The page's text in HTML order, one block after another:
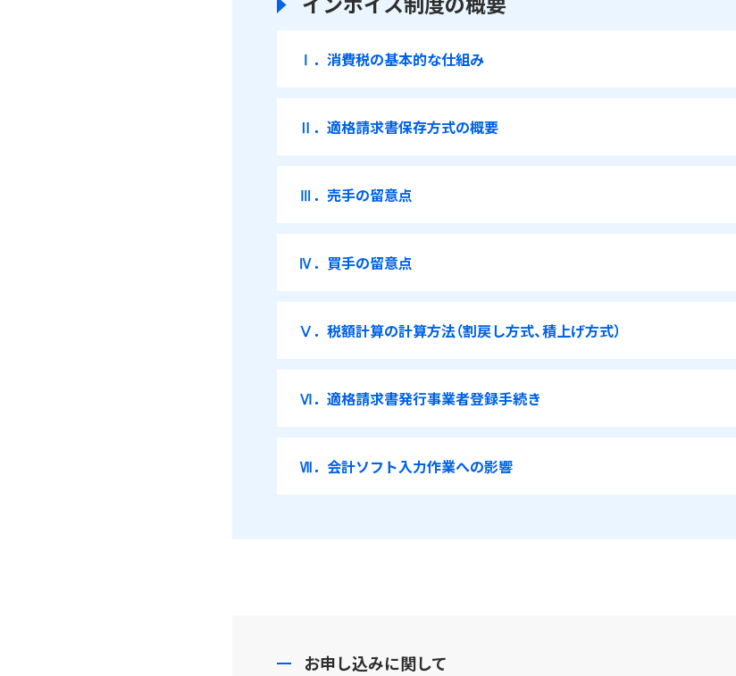
Ⅰ．消費税の基本的な仕組み
Ⅱ．適格請求書保存方式の概要
Ⅲ．売手の留意点
Ⅳ．買手の留意点
Ⅴ．税額計算の計算方法（割戻し方式、積上げ方式）
Ⅵ．適格請求書発行事業者登録手続き
Ⅶ．会計ソフト入力作業への影響
お申し込みに関して